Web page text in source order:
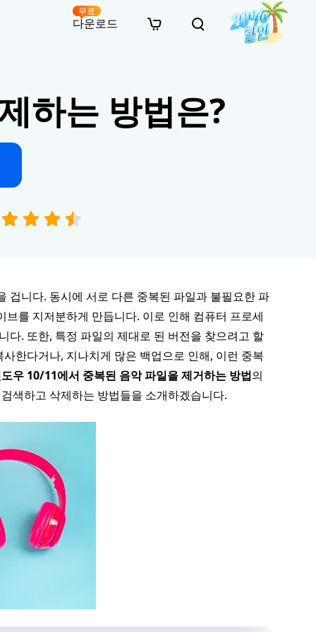
· SD 카드 복구
· 외장하드 복구
· USB 복구
· 파티션 복구
· 한글 파일 복구
· 오피스 파일 복구
라인 동영상 복구
라인 사진 복구
라인 문서 복구
라인 오디오 복구
· AI 3D 액션 피규어 프롬프트
· 시네마틱 AI 이미지 프롬프트
· 애니메이션 실사 변환 프롬프트
· 윈도우 11 우회 설치
· 중복 파일 찾기 (Win)
· 하드 디스크 복사
· 중복 파일 찾기 (Mac)
· C 드라이브 확장
· 디스크 공간 확보 (Win)
· MBR GPT 변환
다운로드
무료
하는 방법은?
겁니다. 동시에 서로 다른 중복된 파일과 불필요한 파
를 지저분하게 만듭니다. 이로 인해 컴퓨터 프로세
다. 또한, 특정 파일의 제대로 된 버전을 찾으려고 할
한다거나, 지나치게 많은 백업으로 인해, 이런 중복
우 10/11에서 중복된 음악 파일을 제거하는 방법의
색하고 삭제하는 방법들을 소개하겠습니다.